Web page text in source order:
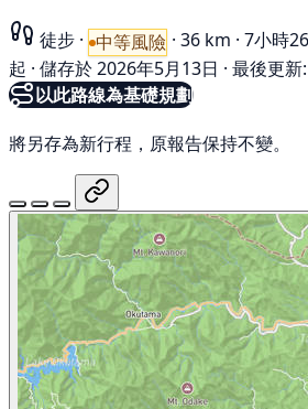
徒步 · 中等風險 · 36 km · 7小時
起 · 儲存於 2026年5月13日 · 最後更新
以此路線為基礎規劃
將另存為新行程，原報告保持不變。